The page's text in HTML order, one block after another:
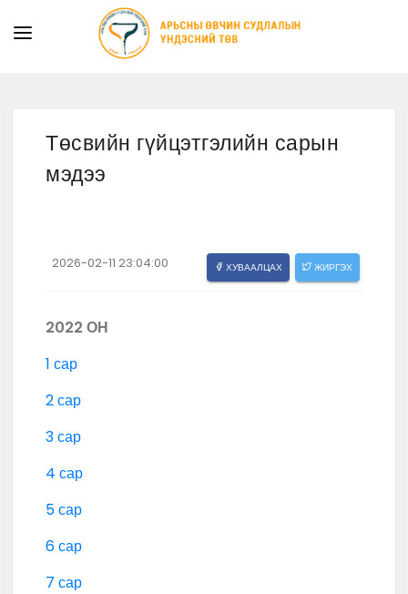
ХУУЛЬ ЭРХ ЗҮЙ
МЭДЭЭ
СУРГАЛТЫН АЛБА
Төсвийн гүйцэтгэлийн сарын
мэдээ
2026-02-11 23:04:00 ХУВААЛЦАХ ЖИРГЭХ
2022 ОН
1 сар
2 сар
3 сар
4 сар
5 сар
6 сар
7 сар